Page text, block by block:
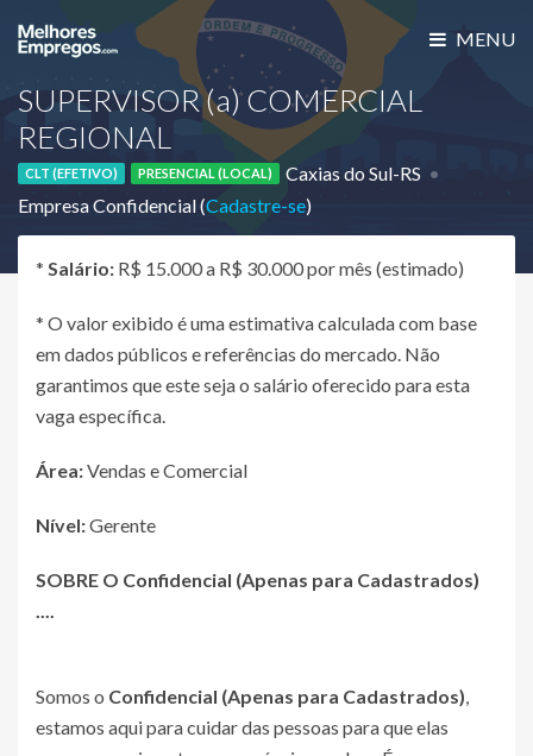
MENU
SUPERVISOR (a) COMERCIAL
REGIONAL
CLT (EFETIVO) PRESENCIAL (LOCAL)
Caxias do Sul-RS
Empresa Confidencial (Cadastre-se)
* Salário: R$ 15.000 a R$ 30.000 por mês (estimado)
* O valor exibido é uma estimativa calculada com base
em dados públicos e referências do mercado. Não
garantimos que este seja o salário oferecido para esta
vaga específica.
Área:Vendas e Comercial
Nível:Gerente
SOBRE O Confidencial (Apenas para Cadastrados)
....
Somos o Confidencial (Apenas para Cadastrados),
estamos aqui para cuidar das pessoas para que elas